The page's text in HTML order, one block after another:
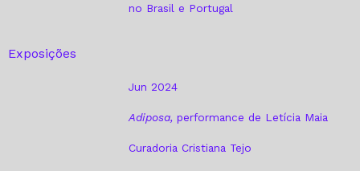
no Brasil e Portugal
Exposições
Jun 2024
Adiposa, performance de Letícia Maia
Curadoria Cristiana Tejo